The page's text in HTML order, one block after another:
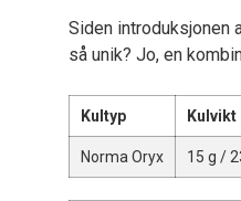
Siden introduksjonen
så unik? Jo, en
Kultyp Kulvikt
Norma Oryx 15 g /